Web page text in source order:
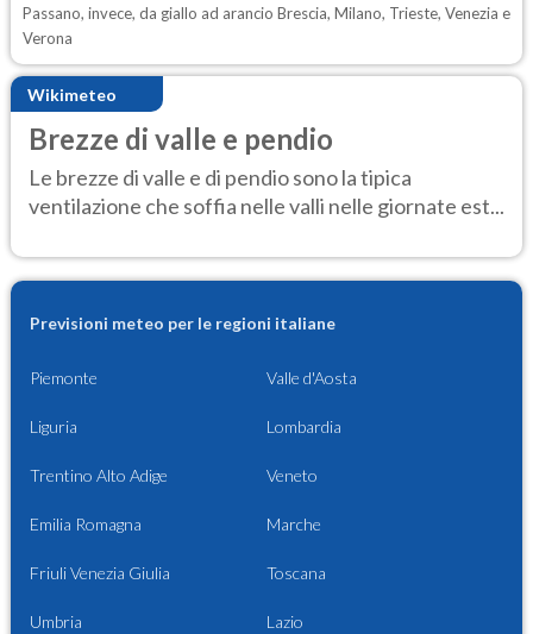
Passano, invece, da giallo ad arancio Brescia, Milano, Trieste, Venezia e
Verona
Wikimeteo
Brezze di valle e pendio
Le brezze di valle e di pendio sono la tipica
ventilazione che soffia nelle valli nelle giornate est...
Previsioni meteo per le regioni italiane
Piemonte Valle d'Aosta
Liguria Lombardia
Trentino Alto Adige Veneto
Emilia Romagna Marche
Friuli Venezia Giulia Toscana
Umbria Lazio